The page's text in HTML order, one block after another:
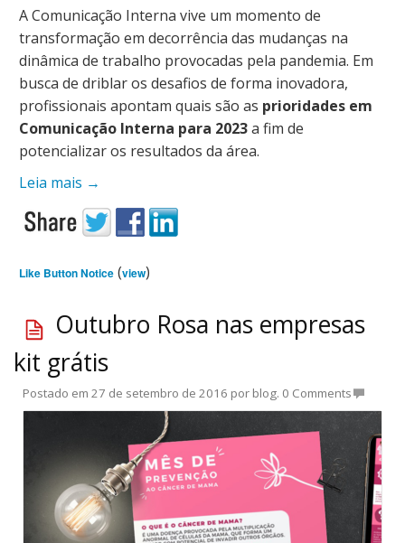
A Comunicação Interna vive um momento de
transformação em decorrência das mudanças na
dinâmica de trabalho provocadas pela pandemia. Em
busca de driblar os desafios de forma inovadora,
profissionais apontam quais são as prioridades em
Comunicação Interna para 2023a fim de
potencializar os resultados da área.
Leia mais →
Like Button Notice (view)
Outubro Rosa nas empresas
kit grátis
Postado em 27 de setembro de 2016 por blog. 0 Comments